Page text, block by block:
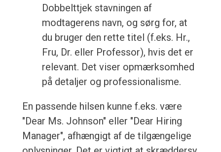
Dobbelttjek stavningen af
modtagerens navn, og sørg for, at
du bruger den rette titel (f.eks. Hr.,
Fru, Dr. eller Professor), hvis det er
relevant. Det viser opmærksomhed
på detaljer og professionalisme.
En passende hilsen kunne f.eks. være
"Dear Ms. Johnson" eller "Dear Hiring
Manager", afhængigt af de tilgængelige